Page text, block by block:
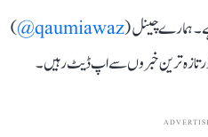
ہمارے چینل (qaumiawaz@
)
تازہ ترین خبروں سے اپ ڈیٹ رہیں۔